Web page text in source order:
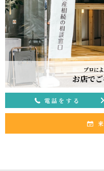
プロに
お店でご
電話をする